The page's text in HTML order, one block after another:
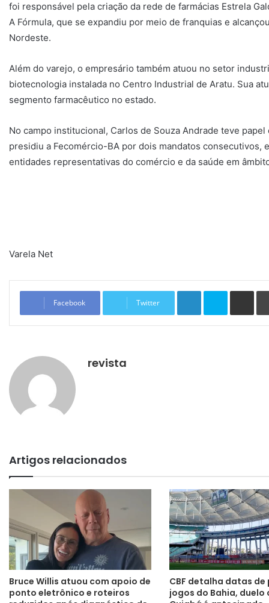
foi responsável pela criação da rede de farmácias Estrela
A Fórmula, que se expandiu por meio de franquias e
Nordeste.
Além do varejo, o empresário também atuou no setor
biotecnologia instalada no Centro Industrial de Aratu. Sua
segmento farmacêutico no estado.
No campo institucional, Carlos de Souza Andrade teve
presidiu a Fecomércio-BA por dois mandatos consecutivos,
entidades representativas do comércio e da saúde em
Varela Net
Facebook Twitter
Linkedin Skype
revista
Artigos relacionados
Bruce Willis atuou com apoio de
ponto eletrônico e roteiros
CBF detalha datas de
jogos do Bahia, duelo